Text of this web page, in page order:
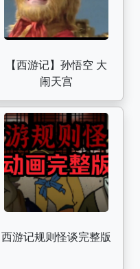
【西游记】孙悟空 大
闹天宫
西游记规则怪谈完整版